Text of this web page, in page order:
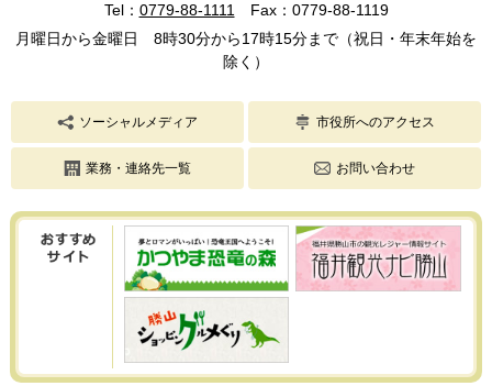
Tel： 0779-88-1111Fax：0779-88-1119
月曜日から金曜日 8時30分から17時15分まで（祝日・年末年始を
除く）
ソーシャルメディア 市役所へのアクセス
業務・連絡先一覧 お問い合わせ